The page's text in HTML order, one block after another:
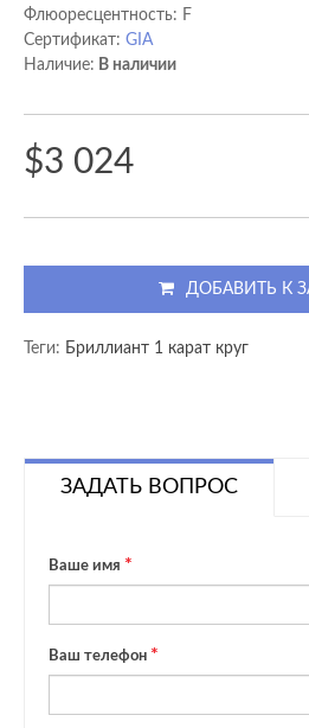
Флюоресцентность: F
Сертификат: GIA
Наличие: В наличии
$3 024
ДОБАВИТЬ К
Теги: Бриллиант 1 карат круг
ЗАДАТЬ ВОПРОС
Ваше имя
Ваш телефон